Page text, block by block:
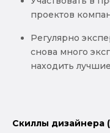
проектов
Регулярно
снова много
находить
Скиллы дизайнера